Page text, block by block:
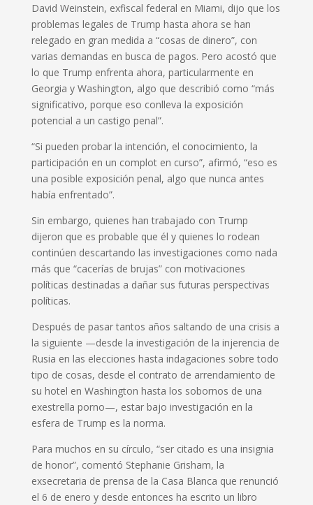
David Weinstein, exfiscal federal en Miami, dijo que los
problemas legales de Trump hasta ahora se han
relegado en gran medida a “cosas de dinero”, con
varias demandas en busca de pagos. Pero acostó que
lo que Trump enfrenta ahora, particularmente en
Georgia y Washington, algo que describió como “más
significativo, porque eso conlleva la exposición
potencial a un castigo penal”.
“Si pueden probar la intención, el conocimiento, la
participación en un complot en curso”, afirmó, “eso es
una posible exposición penal, algo que nunca antes
había enfrentado”.
Sin embargo, quienes han trabajado con Trump
dijeron que es probable que él y quienes lo rodean
continúen descartando las investigaciones como nada
más que “cacerías de brujas” con motivaciones
políticas destinadas a dañar sus futuras perspectivas
políticas.
Después de pasar tantos años saltando de una crisis a
la siguiente —desde la investigación de la injerencia de
Rusia en las elecciones hasta indagaciones sobre todo
tipo de cosas, desde el contrato de arrendamiento de
su hotel en Washington hasta los sobornos de una
exestrella porno—, estar bajo investigación en la
esfera de Trump es la norma.
Para muchos en su círculo, “ser citado es una insignia
de honor”, comentó Stephanie Grisham, la
exsecretaria de prensa de la Casa Blanca que renunció
el 6 de enero y desde entonces ha escrito un libro